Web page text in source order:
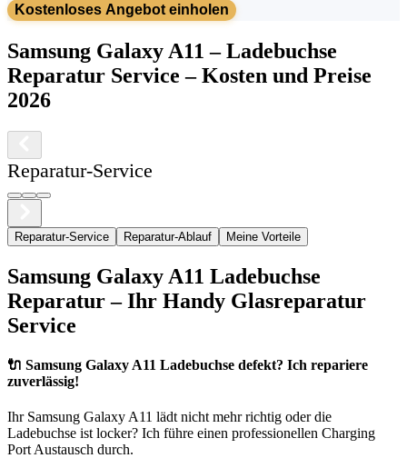
Kostenloses Angebot einholen
Samsung Galaxy A11 –Ladebuchse
Reparatur Service – Kosten und Preise
2026
Reparatur-Service
Reparatur-Service Reparatur-Ablauf Meine Vorteile
Samsung Galaxy A11 Ladebuchse
Reparatur – Ihr Handy Glasreparatur
Service
🔌 Samsung Galaxy A11 Ladebuchse defekt? Ich repariere
zuverlässig!
Ihr Samsung Galaxy A11 lädt nicht mehr richtig oder die
Ladebuchse ist locker? Ich führe einen professionellen Charging
Port Austausch durch.